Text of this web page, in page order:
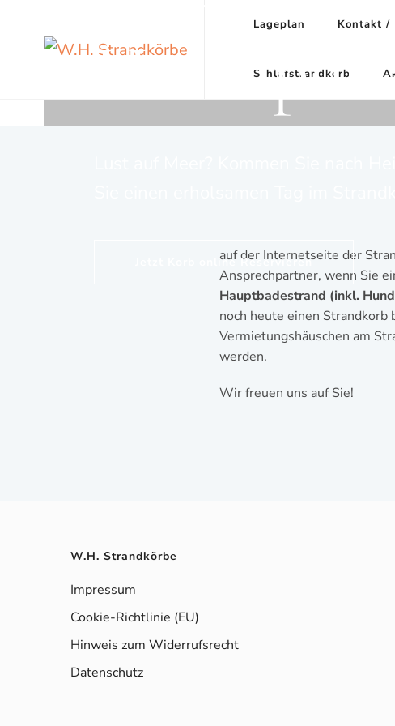
W.H. Strandkörbe
Lageplan Kontakt /
Schlafstrandkorb
Jetzt Korb online Reservieren
auf der Internetseite der
Ansprechpartner, wenn Sie
Hauptbadestrand (inkl.
noch heute einen Strandkorb
Vermietungshäuschen am
werden.
Wir freuen uns auf Sie!
W.H. Strandkörbe
Impressum
Cookie-Richtlinie (EU)
Hinweis zum Widerrufsrecht
Datenschutz